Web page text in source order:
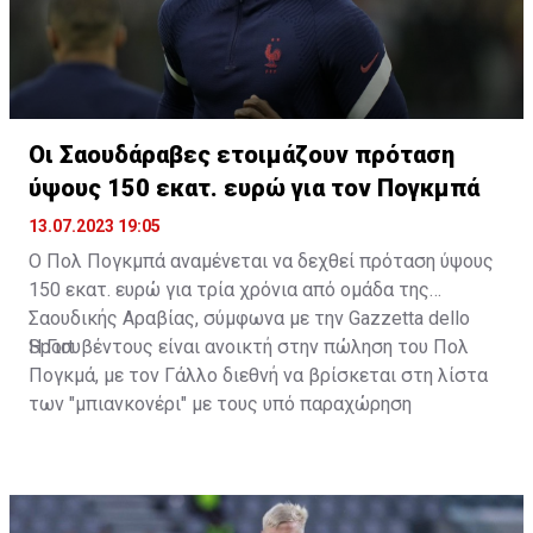
Οι Σαουδάραβες ετοιμάζουν πρόταση
ύψους 150 εκατ. ευρώ για τον Πογκμπά
13.07.2023 19:05
Ο Πολ Πογκμπά αναμένεται να δεχθεί πρόταση ύψους
150 εκατ. ευρώ για τρία χρόνια από ομάδα της
Σαουδικής Αραβίας, σύμφωνα με την Gazzetta dello
Sport.
Η Γιουβέντους είναι ανοικτή στην πώληση του Πολ
Πογκμά, με τον Γάλλο διεθνή να βρίσκεται στη λίστα
των "μπιανκονέρι" με τους υπό παραχώρηση
αναμένεται πολύ σύντομα να δεχθεί πρόταση από